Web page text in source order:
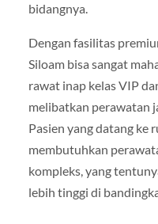
bidangnya.
Dengan fasilitas
Siloam bisa sangat
rawat inap kelas VIP
melibatkan perawatan
Pasien yang datang ke
membutuhkan
kompleks, yang
lebih tinggi di